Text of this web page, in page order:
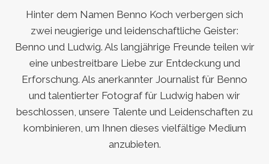
Hinter dem Namen Benno Koch verbergen sich
zwei neugierige und leidenschaftliche Geister:
Benno und Ludwig. Als langjährige Freunde teilen wir
eine unbestreitbare Liebe zur Entdeckung und
Erforschung. Als anerkannter Journalist für Benno
und talentierter Fotograf für Ludwig haben wir
beschlossen, unsere Talente und Leidenschaften zu
kombinieren, um Ihnen dieses vielfältige Medium
anzubieten.